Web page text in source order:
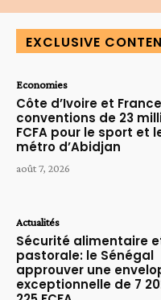
EXCLUSIVE
Economies
Côte d’Ivoire et
conventions de 23
FCFA pour le sport et
métro d’Abidjan
août 7, 2026
Actualités
Sécurité alimentaire
pastorale: le Sénégal
approuver une
exceptionnelle de 7